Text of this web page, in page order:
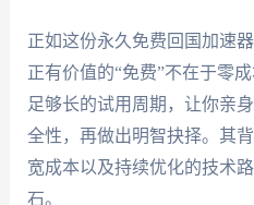
正如这份永久免费回国加速
正有价值的“免费”不在于零
足够长的试用周期，让你亲
全性，再做出明智抉择。其
宽成本以及持续优化的技术
石。